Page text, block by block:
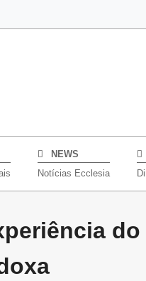
NEWS
Notícias Ecclesia